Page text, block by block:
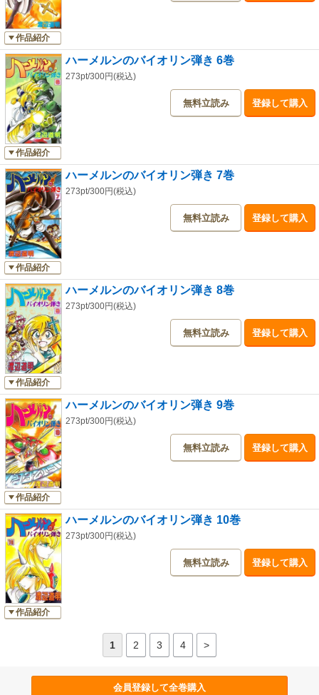
作品紹介
作品紹介
ハーメルンのバイオリン弾き 6巻
273pt/300円(税込)
無料立読み 登録して購入
作品紹介
ハーメルンのバイオリン弾き 7巻
273pt/300円(税込)
無料立読み 登録して購入
作品紹介
ハーメルンのバイオリン弾き 8巻
273pt/300円(税込)
無料立読み 登録して購入
作品紹介
ハーメルンのバイオリン弾き 9巻
273pt/300円(税込)
無料立読み 登録して購入
作品紹介
ハーメルンのバイオリン弾き 10巻
273pt/300円(税込)
無料立読み 登録して購入
1 2 3 4 >
会員登録して全巻購入